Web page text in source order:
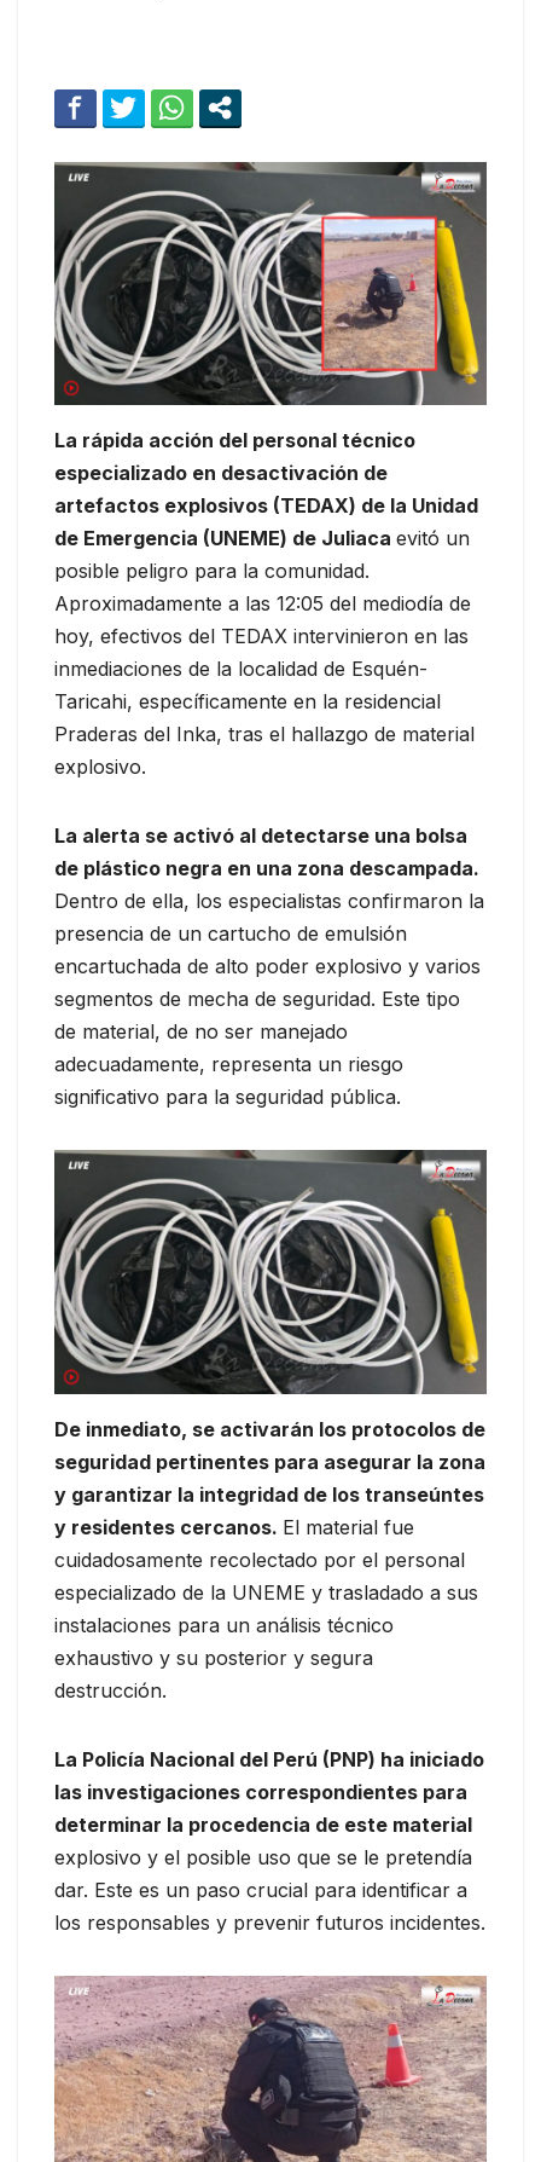
La rápida acción del personal técnico
especializado en desactivación de
artefactos explosivos (TEDAX) de la Unidad
de Emergencia (UNEME) de Juliaca evitó un
posible peligro para la comunidad.
Aproximadamente a las 12:05 del mediodía de
hoy, efectivos del TEDAX intervinieron en las
inmediaciones de la localidad de Esquén-
Taricahi, específicamente en la residencial
Praderas del Inka, tras el hallazgo de material
explosivo.
La alerta se activó al detectarse una bolsa
de plástico negra en una zona descampada.
Dentro de ella, los especialistas confirmaron la
presencia de un cartucho de emulsión
encartuchada de alto poder explosivo y varios
segmentos de mecha de seguridad. Este tipo
de material, de no ser manejado
adecuadamente, representa un riesgo
significativo para la seguridad pública.
De inmediato, se activarán los protocolos de
seguridad pertinentes para asegurar la zona
y garantizar la integridad de los transeúntes
y residentes cercanos. El material fue
cuidadosamente recolectado por el personal
especializado de la UNEME y trasladado a sus
instalaciones para un análisis técnico
exhaustivo y su posterior y segura
destrucción.
La Policía Nacional del Perú (PNP) ha iniciado
las investigaciones correspondientes para
determinar la procedencia de este material
explosivo y el posible uso que se le pretendía
dar. Este es un paso crucial para identificar a
los responsables y prevenir futuros incidentes.